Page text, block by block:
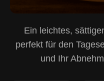
Ein leichtes,
perfekt für den
und Ihr